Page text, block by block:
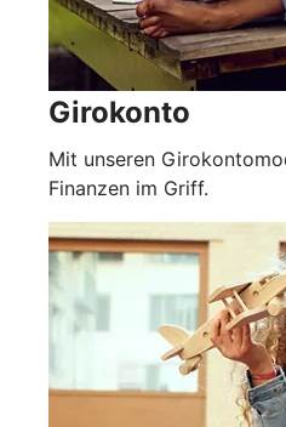
Girokonto
Mit unseren
Finanzen im Griff.